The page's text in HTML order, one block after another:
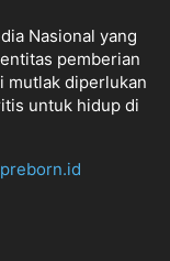
Nasional yang
pemberian
mutlak diperlukan
untuk hidup di